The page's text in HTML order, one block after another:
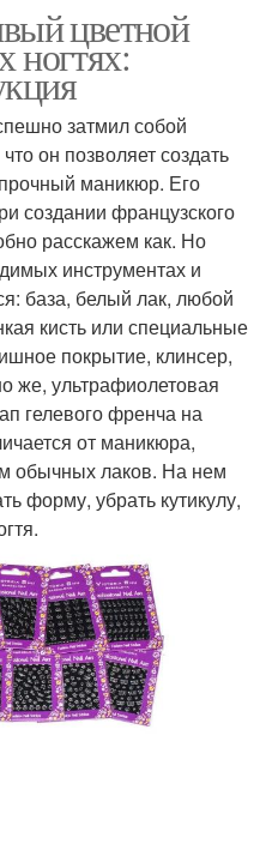
цветной
ногтях:
затмил собой
он позволяет создать
маникюр. Его
создании французского
расскажем как. Но
инструментах и
база, белый лак, любой
кисть или специальные
покрытие, клинсер,
же, ультрафиолетовая
гелевого френча на
от маникюра,
обычных лаков. На нем
форму, убрать кутикулу,